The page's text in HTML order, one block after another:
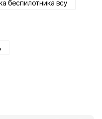
беспилотника всу